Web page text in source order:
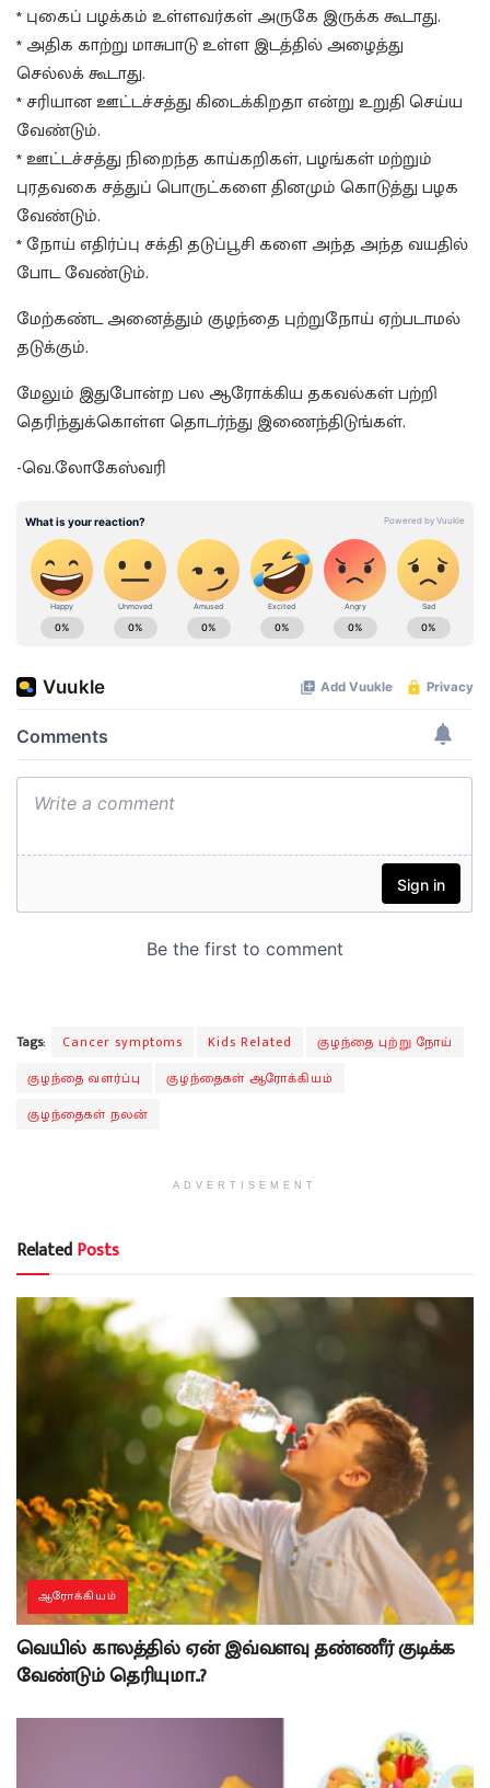
* புகைப் பழக்கம் உள்ளவர்கள் அருகே இருக்க கூடாது.
* அதிக காற்று மாசுபாடு உள்ள இடத்தில் அழைத்து
செல்லக் கூடாது.
* சரியான ஊட்டச்சத்து கிடைக்கிறதா என்று உறுதி செய்ய
வேண்டும்.
* ஊட்டச்சத்து நிறைந்த காய்கறிகள், பழங்கள் மற்றும்
புரதவகை சத்துப் பொருட்களை தினமும் கொடுத்து பழக
வேண்டும்.
* நோய் எதிர்ப்பு சக்தி தடுப்பூசி களை அந்த அந்த வயதில்
போட வேண்டும்.
மேற்கண்ட அனைத்தும் குழந்தை புற்றுநோய் ஏற்படாமல்
தடுக்கும்.
மேலும் இதுபோன்ற பல ஆரோக்கிய தகவல்கள் பற்றி
தெரிந்துக்கொள்ள தொடர்ந்து இணைந்திடுங்கள்.
-வெ.லோகேஸ்வரி
Tags: Cancer symptoms Kids Related
குழந்தை புற்று நோய்
குழந்தை வளர்ப்பு
குழந்தைகள் ஆரோக்கியம்
குழந்தைகள் நலன்
ADVERTISEMENT
RelatedPosts
ஆரோக்கியம்
வெயில் காலத்தில் ஏன் இவ்வளவு தண்ணீர் குடிக்க
வேண்டும் தெரியுமா..?